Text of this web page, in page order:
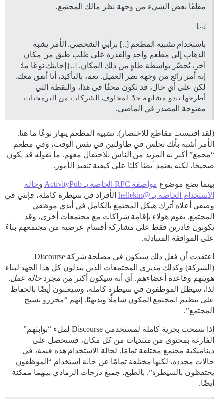
مقلقًا بعض الشيء من وجهة نظر مالك المجتمع.
[..]
باستخدام تشبيه المطعم [..] برأيي الشخصي. الأمر يشبه
الذهاب إلى مطعم واحد والقدرة على طلب طبق من مكان
آخر، يُحضّر بواسطة طاهٍ من ذلك المكان. [..] إجابتك نوعًا ما:
إنه أمر رائع من وجهة نظر العميل. نعم، بالتأكيد، أنا أتفق معك.
لكن على أي حال، قد تكون محقًا في هذا، والنقطة التي
أطرحها تبدو مشابهة جدًا لمخاوف الشركات من البرمجيات
مفتوحة المصدر في الماضي.
(لقد اقتبست مقاطع للاختصار). تشبيه المطعم ينهار نوعًا ما هنا.
الأمر أشبه بأنك تجلس في طاولتين في نفس الوقت، وفي مطعم
“مجمع” أكبر به المزيد من الناس للاحتفال معهم. ما تقوله قد يكون
صحيحًا، لكنه يعتمد أيضًا كليًا على كيفية تنفيذ الأمور.
بينما يضع موضوع مواصفة RFC الخاصة بـ ActivityPub وحالة
الاستخدام الخاصة بـ @hellekin
الأفراد في سيطرة كاملة، فإنني في
وصفي أعلاه أترك هيكل المجتمع بالكامل في أيدي موظفي
المجتمع. يقوم هؤلاء بإقامة شراكات مع مجتمعات أخرى، وقد
يكونون قادرين فقط على مشاركة أقسام عرضية من مجتمعهم بناءً
على الموافقة المتبادلة.
اعتقدت أن فعل ذلك سيكون في مصلحة شركة Discourse
(الشركة) وكذلك مديري المجتمعات الذين يبذلون كل هذا الجهد لبناء
هويتهم وقاعدة أعضاءهم. أي أنه سيكون أكثر من مجرد حالة عمل.
لذا، سيظل الموظفون في سيطرة كاملة، وسيعتنون أيضًا بالحفاظ
على تنظيم المجتمع المكون شاملًا وبديهيًا. إنهم “محررو نسيج
المجتمع”.
إذا سمحت بحرية كاملة لمستخدمي Discourse لملء “بوابتهم”
الفارغة بمحتوى من منتديات من كل مكان، فستحصل على
ديناميكية مجتمع مختلفة تمامًا. لحالة الاستخدام هذه قيمة، في
حالات محددة، لكنها مختلفة تمامًا عن حالة استخدام “الموظفون
يحتفظون بالسيطرة”. بالطبع، جميع درجات الرمادي بينهما ممكنة
أيضًا.